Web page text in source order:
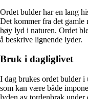
Ordet bulder har en lang
Det kommer fra det gamle
høy lyd i naturen. Ordet
å beskrive lignende lyder.
Bruk i dagliglivet
I dag brukes ordet bulder
som kan være både